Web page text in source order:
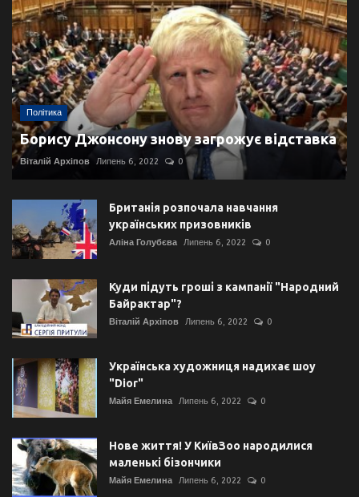
Політика
Борису Джонсону знову загрожує відставка
Віталій Архіпов Липень 6, 2022 0
Британія розпочала навчання
українських призовників
Аліна Голубєва Липень 6, 2022 0
Куди підуть гроші з кампанії "Народний
Байрактар"?
Віталій Архіпов Липень 6, 2022 0
Українська художниця надихає шоу
"Dior"
Майя Емелина Липень 6, 2022 0
Нове життя! У КиївЗоо народилися
маленькі бізончики
Майя Емелина Липень 6, 2022 0